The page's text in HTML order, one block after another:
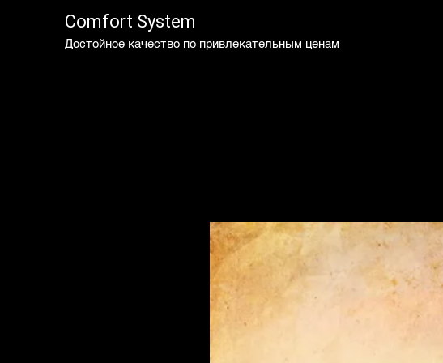
Comfort System
Достойное качество по привлекательным ценам